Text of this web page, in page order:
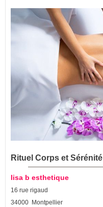
Rituel Corps et Sérénité
lisa b esthetique
16 rue rigaud
34000 Montpellier